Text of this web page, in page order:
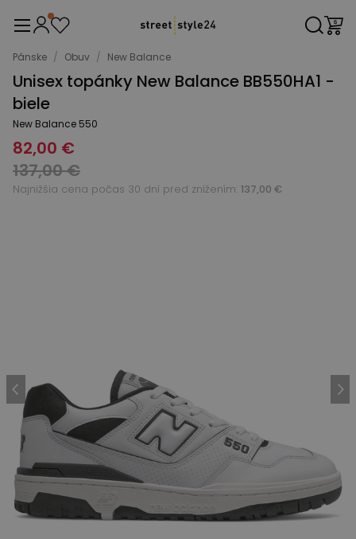
Pánske / Obuv / New Balance
Unisex topánky New Balance BB550HA1 -
biele
New Balance 550
82,00 €
137,00 €
Najnižšia cena počas 30 dní pred znížením: 137,00 €